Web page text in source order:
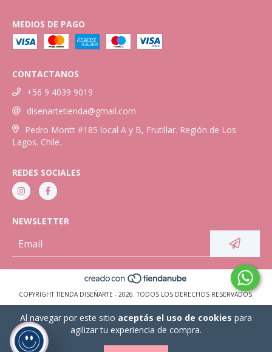
Al navegar por este sitio aceptás el uso de cookies para
agilizar tu experiencia de compra.
MEDIOS DE PAGO
CONTACTANOS
+56 9 4039 9019
disenartetienda@gmail.com
Pedro Montt #185 local A y B, Frutillar. Región de Los
Lagos. Chile.
REDES SOCIALES
NEWSLETTER
COPYRIGHT TIENDA DISEÑARTE - 2026. TODOS LOS DERECHOS RESERVADOS.